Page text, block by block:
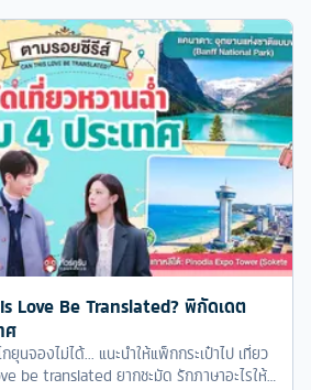
Love Be Translated? พิกัดเดต
ศ
นจองไม่ได้... แนะนำให้แพ็กกระเป๋าไป เที่ยว
be translated ยากชะมัด รักภาษาอะไรให้รู้